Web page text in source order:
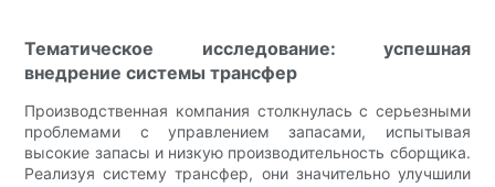
Тематическое исследование: успешная
внедрение системы трансфер
Производственная компания столкнулась с серьезными
проблемами с управлением запасами, испытывая
высокие запасы и низкую производительность сборщика.
Реализуя систему трансфер, они значительно улучшили